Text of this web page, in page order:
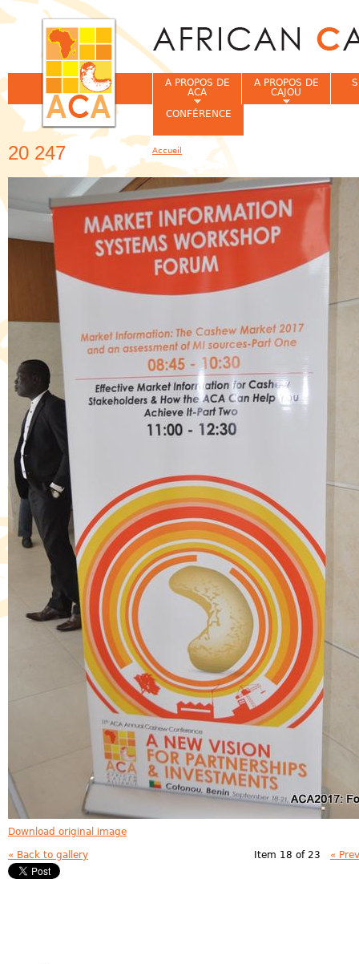
20 247
Download original image
« Back to gallery Item 18 of 23 «
A PROPOS DE
ACA
A PROPOS DE
CAJOU
CONFÉRENCE
Vous êtes ici
Accueil